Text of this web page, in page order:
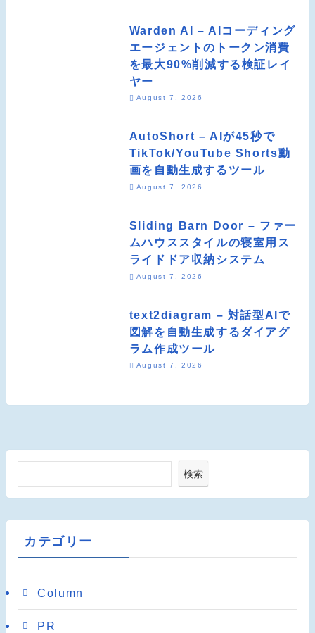
Warden AI – AIコーディング
エージェントのトークン消費
を最大90%削減する検証レイ
ヤー
August 7, 2026
AutoShort – AIが45秒で
TikTok/YouTube Shorts動
画を自動生成するツール
August 7, 2026
Sliding Barn Door – ファー
ムハウススタイルの寝室用ス
ライドドア収納システム
August 7, 2026
text2diagram – 対話型AIで
図解を自動生成するダイアグ
ラム作成ツール
August 7, 2026
検索
カテゴリー
Column
PR